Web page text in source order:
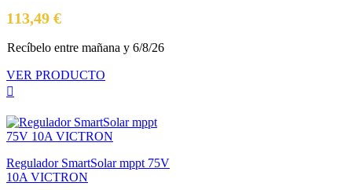
113,49 €Precio
Recíbelo entre mañana y 6/8/26
VER PRODUCTO

Regulador SmartSolar mppt 75V
10A VICTRON